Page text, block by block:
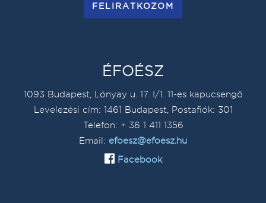
FELIRATKOZOM
ÉFOÉSZ
1093 Budapest, Lónyay u. 17. I/1. 11-es kapucsengő
Levelezési cím: 1461 Budapest, Postafiók: 301
Telefon: + 36 1 411 1356
Email: efoesz@efoesz.hu
Facebook